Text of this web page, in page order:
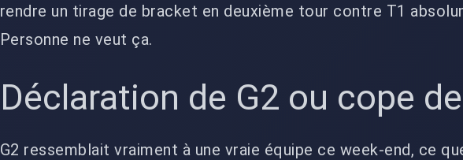
rendre un tirage de bracket en deuxième tour contre T1
Personne ne veut ça.
Déclaration de G2 ou cope
G2 ressemblait vraiment à une vraie équipe ce week-end, ce